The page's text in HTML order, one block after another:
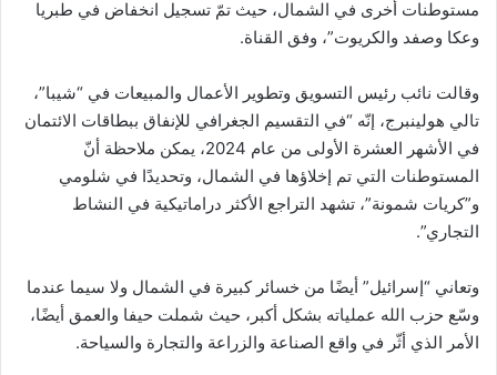
مستوطنات أخرى في الشمال، حيث تمّ تسجيل انخفاض في طبريا
وعكا وصفد والكريوت”، وفق القناة.
وقالت نائب رئيس التسويق وتطوير الأعمال والمبيعات في “شيبا”،
تالي هولينبرج، إنّه “في التقسيم الجغرافي للإنفاق ببطاقات الائتمان
في الأشهر العشرة الأولى من عام 2024، يمكن ملاحظة أنّ
المستوطنات التي تم إخلاؤها في الشمال، وتحديدًا في شلومي
و”كريات شمونة”، تشهد التراجع الأكثر دراماتيكية في النشاط
التجاري”.
وتعاني “إسرائيل” أيضًا من خسائر كبيرة في الشمال ولا سيما عندما
وسّع حزب الله عملياته بشكل أكبر، حيث شملت حيفا والعمق أيضًا،
الأمر الذي أثّر في واقع الصناعة والزراعة والتجارة والسياحة.